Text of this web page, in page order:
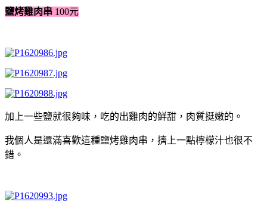
鹽烤雞肉串 100元
加上一些鹽就很夠味，吃的出雞肉的鮮甜，肉質挺嫩的。
我個人是還滿喜歡這種鹽烤雞肉串，擠上一點檸檬汁也很不
錯。